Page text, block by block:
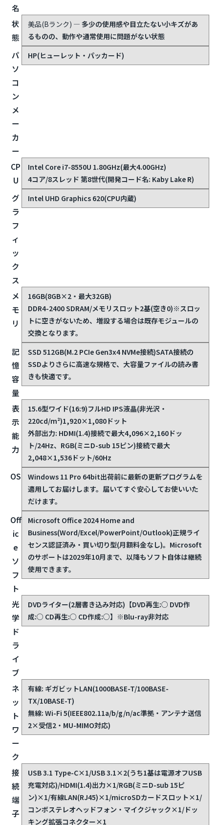
名
状
態
美品(Bランク) — 多少の使用感や目立たない小キズがあ
るものの、動作や通常使用に問題がない状態
パ
ソ
コ
ン
メ
ー
カ
ー
HP(ヒューレット・パッカード)
CP
U
Intel Core i7-8550U 1.80GHz(最大4.00GHz)
4コア/8スレッド 第8世代(開発コード名: Kaby Lake R)
グ
ラ
フ
ィ
ッ
ク
ス
Intel UHD Graphics 620(CPU内蔵)
メ
モ
リ
16GB(8GB×2・最大32GB)
DDR4-2400 SDRAM/メモリスロット2基(空き0)※スロッ
トに空きがないため、増設する場合は既存モジュールの
交換となります。
記
憶
容
量
SSD 512GB(M.2 PCIe Gen3x4 NVMe接続)SATA接続の
SSDよりさらに高速な規格で、大容量ファイルの読み書
きも快適です。
表
示
能
力
15.6型ワイド(16:9)フルHD IPS液晶(非光沢・
220cd/m²)1,920×1,080ドット
外部出力: HDMI(1.4)接続で最大4,096×2,160ドッ
ト/24Hz、RGB(ミニD-sub 15ピン)接続で最大
2,048×1,536ドット/60Hz
OS Windows 11 Pro 64bit出荷前に最新の更新プログラムを
適用してお届けします。届いてすぐ安心してお使いいた
だけます。
Off
ic
e
ソ
フ
ト
Microsoft Office 2024 Home and
Business(Word/Excel/PowerPoint/Outlook)正規ライ
センス認証済み・買い切り型(月額料金なし)。Microsoft
のサポートは2029年10月まで、以降もソフト自体は継続
使用できます。
光
学
ド
ラ
イ
ブ
DVDライター(2層書き込み対応)【DVD再生:○ DVD作
成:○ CD再生:○ CD作成:○】※Blu-ray非対応
ネ
ッ
ト
ワ
ー
ク
有線: ギガビットLAN(1000BASE-T/100BASE-
TX/10BASE-T)
無線: Wi-Fi 5(IEEE802.11a/b/g/n/ac準拠・アンテナ送信
2×受信2・MU-MIMO対応)
接
続
端
子
USB 3.1 Type-C×1/USB 3.1×2(うち1基は電源オフUSB
充電対応)/HDMI(1.4)出力×1/RGB(ミニD-sub 15ピ
ン)×1/有線LAN(RJ45)×1/microSDカードスロット×1/
コンボステレオヘッドフォン・マイクジャック×1/ドッ
キング拡張コネクター×1